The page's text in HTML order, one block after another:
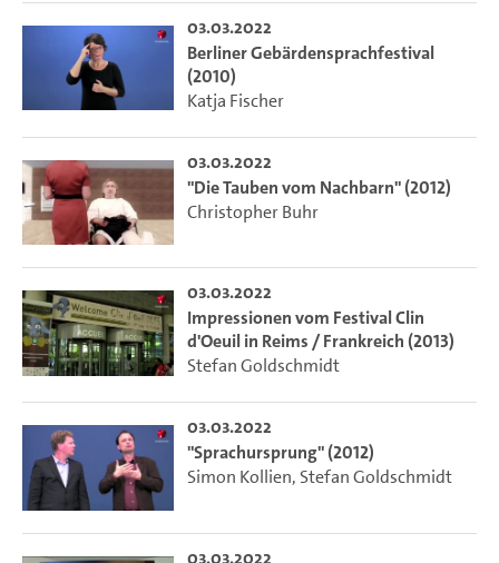
03.03.2022
Berliner Gebärdensprachfestival
(2010)
Katja Fischer
03.03.2022
"Die Tauben vom Nachbarn" (2012)
Christopher Buhr
03.03.2022
Impressionen vom Festival Clin
d'Oeuil in Reims / Frankreich (2013)
Stefan Goldschmidt
03.03.2022
"Sprachursprung" (2012)
Simon Kollien, Stefan Goldschmidt
03.03.2022